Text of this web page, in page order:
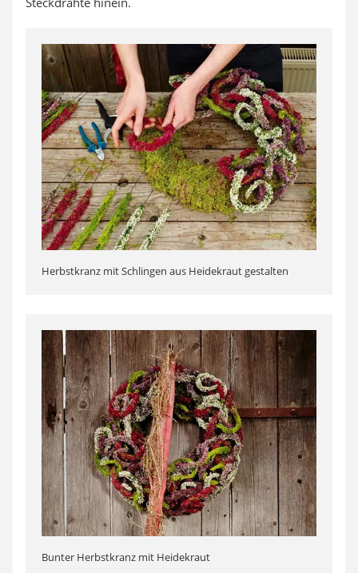
Herbstkranz mit Schlingen aus Heidekraut gestalten
Bunter Herbstkranz mit Heidekraut